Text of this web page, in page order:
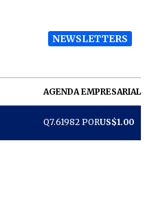
NEWSLETTERS
AGENDA EMPRESARIAL
Q7.61982 PORUS$1.00